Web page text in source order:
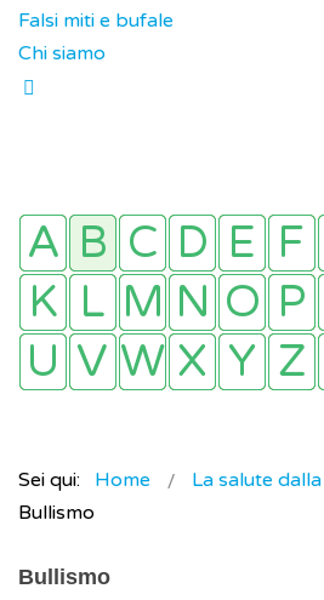
Falsi miti e bufale
Chi siamo
Sei qui: Home La salute
Bullismo
Bullismo